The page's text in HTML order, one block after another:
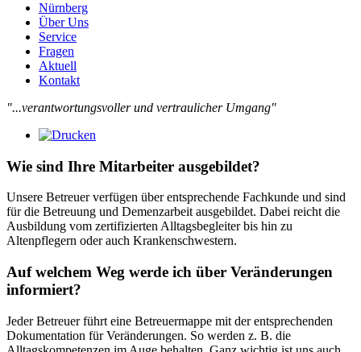
Nürnberg
Über Uns
Service
Fragen
Aktuell
Kontakt
"...verantwortungsvoller und vertraulicher Umgang"
Wie sind Ihre Mitarbeiter ausgebildet?
Unsere Betreuer verfügen über entsprechende Fachkunde und sind
für die Betreuung und Demenzarbeit ausgebildet. Dabei reicht die
Ausbildung vom zertifizierten Alltagsbegleiter bis hin zu
Altenpflegern oder auch Krankenschwestern.
Auf welchem Weg werde ich über Veränderungen
informiert?
Jeder Betreuer führt eine Betreuermappe mit der entsprechenden
Dokumentation für Veränderungen. So werden z. B. die